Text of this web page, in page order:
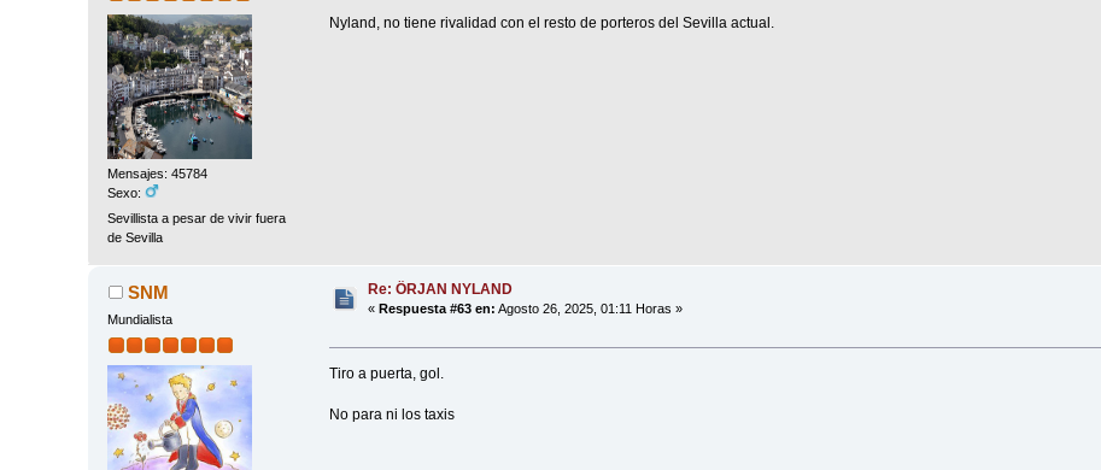
Mensajes: 45784
Sexo:
Sevillista a pesar de vivir fuera
de Sevilla
Nyland, no tiene rivalidad con el resto de porteros del Sevilla actual.
SNM
Mundialista
Re: ÖRJAN NYLAND
« Respuesta #63 en: Agosto 26, 2025, 01:11 Horas »
Tiro a puerta, gol.
No para ni los taxis